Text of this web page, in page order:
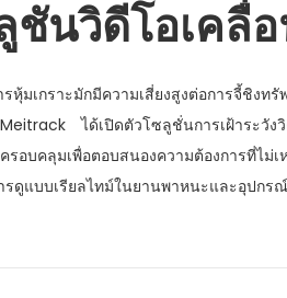
ชันวิดีโอเคลื่
หุ้มเกราะมักมีความเสี่ยงสูงต่อการจี้ชิง
ได้เปิดตัวโซลูชั่นการเฝ้าระวัง
อบคลุมเพื่อตอบสนองความต้องการที่ไม่
ดูแบบเรียลไทม์ในยานพาหนะและอุปกร